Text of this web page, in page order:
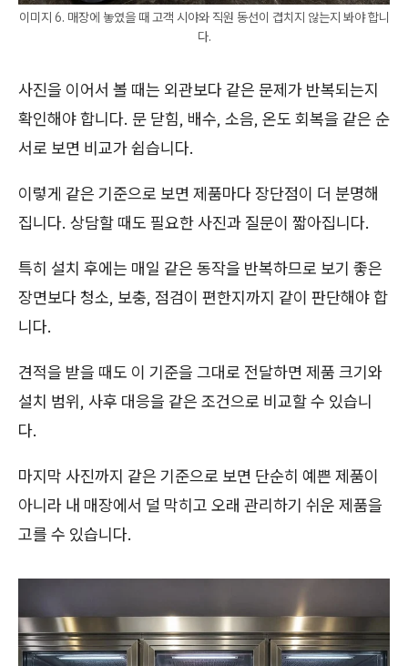
이미지 6. 매장에 놓였을 때 고객 시야와 직원 동선이 겹치지 않는지 봐야 합니
다.
사진을 이어서 볼 때는 외관보다 같은 문제가 반복되는지
확인해야 합니다. 문 닫힘, 배수, 소음, 온도 회복을 같은 순
서로 보면 비교가 쉽습니다.
이렇게 같은 기준으로 보면 제품마다 장단점이 더 분명해
집니다. 상담할 때도 필요한 사진과 질문이 짧아집니다.
특히 설치 후에는 매일 같은 동작을 반복하므로 보기 좋은
장면보다 청소, 보충, 점검이 편한지까지 같이 판단해야 합
니다.
견적을 받을 때도 이 기준을 그대로 전달하면 제품 크기와
설치 범위, 사후 대응을 같은 조건으로 비교할 수 있습니
다.
마지막 사진까지 같은 기준으로 보면 단순히 예쁜 제품이
아니라 내 매장에서 덜 막히고 오래 관리하기 쉬운 제품을
고를 수 있습니다.